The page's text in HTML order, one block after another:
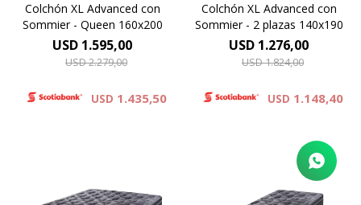
Colchón XL Advanced con
Sommier - Queen 160x200
USD 1.595,00
USD2.279,00
USD 1.435,50
Colchón XL Advanced con
Sommier - 2 plazas 140x190
USD 1.276,00
USD1.824,00
USD 1.148,40
Europillow cubierto por
Europillow cubierto por